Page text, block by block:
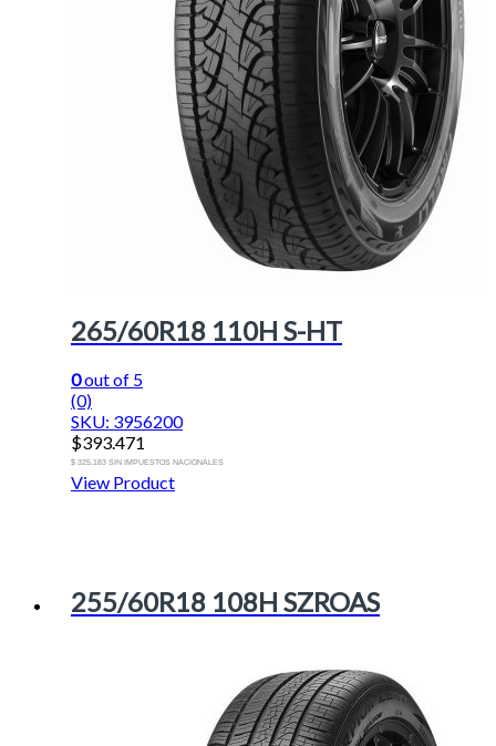
265/60R18 110H S-HT
0out of 5
(0)
SKU: 3956200
$393.471
$ 325.183 SIN IMPUESTOS NACIONALES
View Product
255/60R18 108H SZROAS